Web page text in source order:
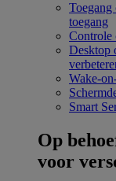
Toegang
toegang
Controle
Desktop
Wake-
Smart
Op
voor